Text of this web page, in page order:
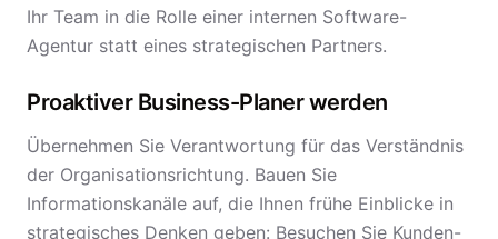
Ihr Team in die Rolle einer internen Software-
Agentur statt eines strategischen Partners.
Proaktiver Business-Planer werden
Übernehmen Sie Verantwortung für das Verständnis
der Organisationsrichtung. Bauen Sie
Informationskanäle auf, die Ihnen frühe Einblicke in
strategisches Denken geben: Besuchen Sie Kunden-